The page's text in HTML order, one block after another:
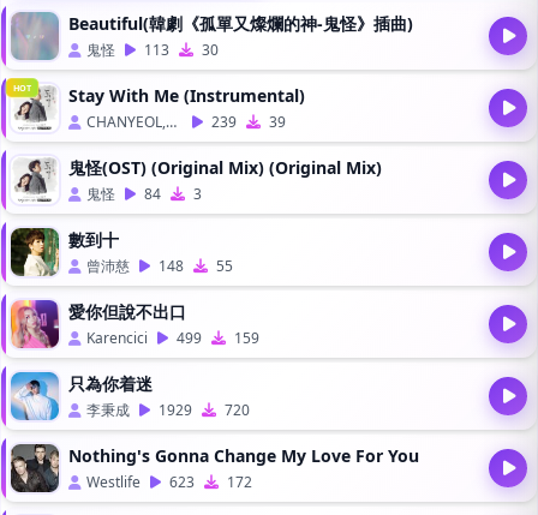
Beautiful(韓劇《孤單又燦爛的神-鬼怪》插曲)
鬼怪 113 30
HOT Stay With Me (Instrumental)
CHANYEOL,PUNCH 239 39
鬼怪(OST) (Original Mix) (Original Mix)
鬼怪 84 3
數到十
曾沛慈 148 55
愛你但說不出口
Karencici 499 159
只為你着迷
李秉成 1929 720
Nothing's Gonna Change My Love For You
Westlife 623 172